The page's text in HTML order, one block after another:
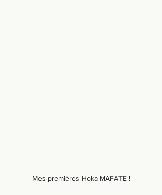
Mes premières Hoka MAFATE !